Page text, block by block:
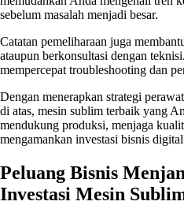
sebelum masalah menjadi besar.
Catatan pemeliharaan juga
ataupun berkonsultasi dengan
mempercepat troubleshooting dan
Dengan menerapkan strategi
di atas, mesin sublim terbaik yang
mendukung produksi, menjaga
mengamankan investasi bisnis
Peluang Bisnis
Investasi Mesin